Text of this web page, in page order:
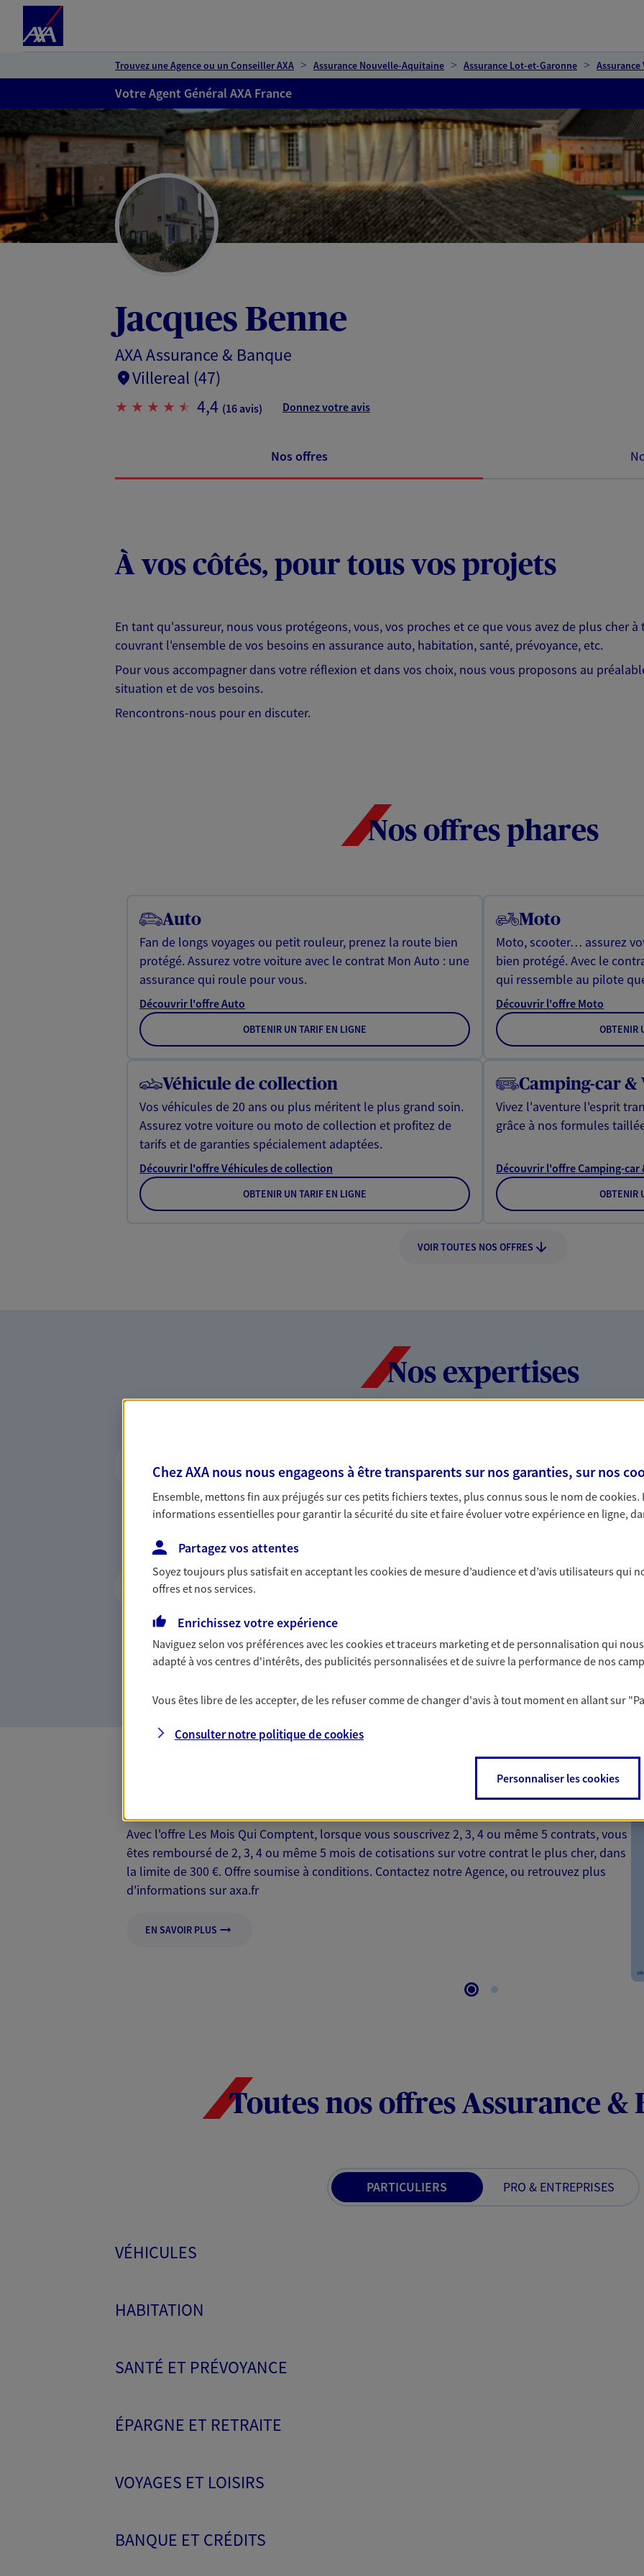
Trouvez une Agence ou un Conseiller AXA Assurance Nouvelle-Aquitaine Assurance Lot-et-Garonne
Votre Agent Général AXA France
Jacques Benne
AXA Assurance & Banque
Villereal (47)
4,4 (16 avis) Donnez votre avis
Nos offres
À vos côtés, pour tous vos projets
En tant qu'assureur, nous vous protégeons, vous, vos proches et ce que vous avez de plus cher
couvrant l'ensemble de vos besoins en assurance auto, habitation, santé, prévoyance, etc.
Pour vous accompagner dans votre réflexion et dans vos choix, nous vous proposons au
situation et de vos besoins.
Rencontrons-nous pour en discuter.
Nos offres phares
Auto
Fan de longs voyages ou petit rouleur, prenez la route bien
protégé. Assurez votre voiture avec le contrat Mon Auto : une
assurance qui roule pour vous.
Découvrir l'offre Auto
OBTENIR UN TARIF EN LIGNE
Moto
Moto, scooter… assurez
bien protégé. Avec le
qui ressemble au pilote
Découvrir l'offre Moto
OBTENIR
Véhicule de collection
Vos véhicules de 20 ans ou plus méritent le plus grand soin.
Assurez votre voiture ou moto de collection et profitez de
tarifs et de garanties spécialement adaptées.
Découvrir l'offre Véhicules de collection
OBTENIR UN TARIF EN LIGNE
Camping-car &
Vivez l'aventure l'esprit
grâce à nos formules
Découvrir l'offre Camping-car
OBTENIR
VOIR TOUTES NOS OFFRES
Nos expertises
entreprises
Comme vous, nous sommes des indépendants. Nous
bâtissons ensemble des solutions cohérentes pour protéger
votre famille.
Vous
de vie
Avec une qualité de
accompagnons sur
Proposer des solutions de
complémentaire santé
Que vous soyez étudiant, fonctionnaire, retraité… Nous
vous accompagnons pour vous proposer une solution de
complémentaire santé qui répond à vos besoins et à votre
Etre proche
Avec l'offre Les Mois Qui Comptent, lorsque vous souscrivez 2, 3, 4 ou même 5 contrats, vous
êtes remboursé de 2, 3, 4 ou même 5 mois de cotisations sur votre contrat le plus cher, dans
la limite de 300 €. Offre soumise à conditions. Contactez notre Agence, ou retrouvez plus
d'informations sur axa.fr
EN SAVOIR PLUS
Toutes nos offres Assurance &
PARTICULIERS PRO & ENTREPRISES
VÉHICULES
HABITATION
SANTÉ ET PRÉVOYANCE
ÉPARGNE ET RETRAITE
VOYAGES ET LOISIRS
BANQUE ET CRÉDITS
Chez AXA nous nous engageons à être transparents sur nos garanties, sur nos
Ensemble, mettons fin aux préjugés sur ces petits fichiers textes, plus connus sous le nom decookies.
informations essentielles pour garantir la sécurité du site et faire évoluer votre expérience en ligne,
Partagez vos attentes
Soyez toujours plus satisfait en acceptant lescookiesde mesure d’audience et d’avis utilisateurs qui
offres et nos services.
Enrichissez votre expérience
Naviguez selon vos préférences avec lescookies et traceurs marketing et de personnalisation qui
adapté à vos centres d'intérêts, des publicités personnalisées et de suivre la performance de nos
Vous êtes libre de les accepter, de les refuser comme de changer d'avis à tout moment en allant sur
Consulter notre politique decookies
Personnaliser les cookies